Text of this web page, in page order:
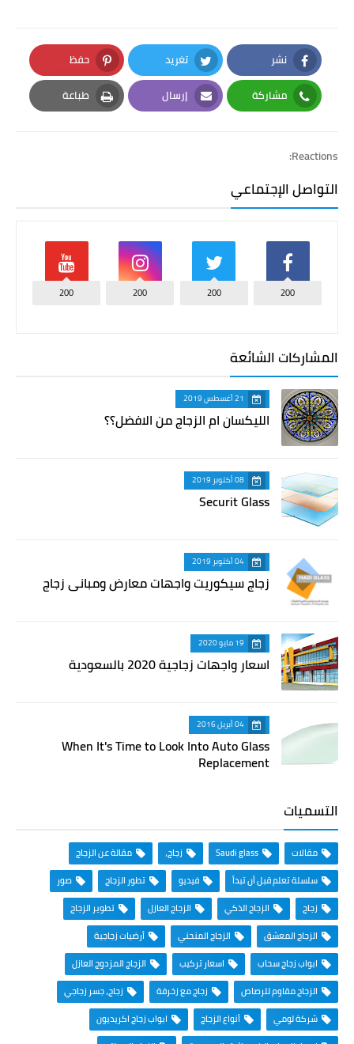
نشر
Facebook
تغريد
Twitter
حفظ
Pinterest
مشاركة
Whatsapp
إرسال
Email
طباعة
Print
Reactions:
التواصل الإجتماعي
200
200
200
200
المشاركات الشائعة
21 أغسطس 2019
الليكسان ام الزجاج من الافضل؟؟
08 أكتوبر 2019
Securit Glass
04 أكتوبر 2019
زجاج سيكوريت واجهات معارض ومباني زجاج
19 مايو 2020
اسعار واجهات زجاجية 2020 بالسعودية
04 أبريل 2016
When It's Time to Look Into Auto Glass
Replacement
التسميات
مقالات Saudi glass زجاج،
مقالة عن الزجاج
سلسلة تعلم قبل أن تبدأ
فيديو تطور الزجاج
صور
زجاج
الزجاج الذكي الزجاج العازل
تطوير الزجاج
الزجاج المعشق
الزجاج المنحني
أرضيات زجاجية
ابواب زجاج سحاب
اسعار تركيب
الزجاج المزدوج العازل
الزجاج مقاوم للرصاص
زجاج مع زخرفة
زجاج، جسر زجاجي
شركة لومي
أنواع الزجاج
ابواب زجاج اكريديون